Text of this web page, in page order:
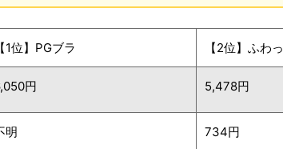
【1位】PGブラ 【2位】ふわ
円 5,478円
明 734円